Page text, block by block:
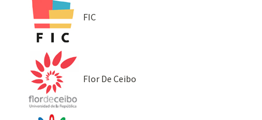
FIC
Flor De Ceibo